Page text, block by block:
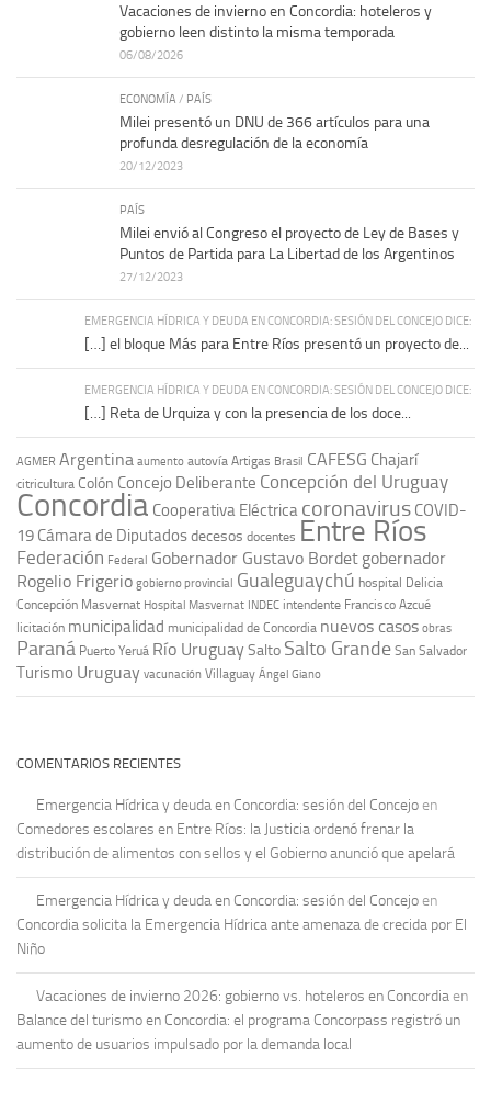
Vacaciones de invierno en Concordia: hoteleros y
gobierno leen distinto la misma temporada
06/08/2026
ECONOMÍA / PAÍS
Milei presentó un DNU de 366 artículos para una
profunda desregulación de la economía
20/12/2023
PAÍS
Milei envió al Congreso el proyecto de Ley de Bases y
Puntos de Partida para La Libertad de los Argentinos
27/12/2023
EMERGENCIA HÍDRICA Y DEUDA EN CONCORDIA: SESIÓN DEL CONCEJO DICE:
[…] el bloque Más para Entre Ríos presentó un proyecto de...
EMERGENCIA HÍDRICA Y DEUDA EN CONCORDIA: SESIÓN DEL CONCEJO DICE:
[…] Reta de Urquiza y con la presencia de los doce...
AGMER Argentina aumento autovía Artigas Brasil CAFESG Chajarí
citricultura Colón Concejo Deliberante Concepción del Uruguay
Concordia Cooperativa Eléctrica coronavirus COVID-
19 Cámara de Diputadosdecesos docentes Entre Ríos
Federación Federal Gobernador Gustavo Bordet gobernador
Rogelio Frigerio gobierno provincial Gualeguaychú hospital Delicia
Concepción Masvernat Hospital Masvernat INDEC intendente Francisco Azcué
licitación municipalidad municipalidad de Concordia nuevos casos obras
Paraná Puerto Yeruá Río UruguaySalto Salto Grande San Salvador
Turismo Uruguay vacunación Villaguay Ángel Giano
COMENTARIOS RECIENTES
Emergencia Hídrica y deuda en Concordia: sesión del Concejo en
Comedores escolares en Entre Ríos: la Justicia ordenó frenar la
distribución de alimentos con sellos y el Gobierno anunció que apelará
Emergencia Hídrica y deuda en Concordia: sesión del Concejo en
Concordia solicita la Emergencia Hídrica ante amenaza de crecida por El
Niño
Vacaciones de invierno 2026: gobierno vs. hoteleros en Concordia en
Balance del turismo en Concordia: el programa Concorpass registró un
aumento de usuarios impulsado por la demanda local